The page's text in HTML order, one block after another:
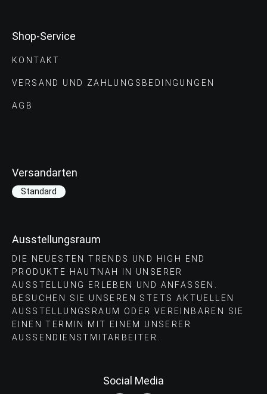
Shop-Service
KONTAKT
VERSAND UND ZAHLUNGS­BEDINGUNGEN
AGB
Versandarten
Standard
Ausstellungsraum
DIE NEUESTEN TRENDS UND HIGH END
PRODUKTE HAUTNAH IN UNSERER
AUSSTELLUNG ERLEBEN UND ANFASSEN.
BESUCHEN SIE UNSEREN STETS AKTUELLEN
AUSSTELLUNGSRAUM ODER VEREINBAREN SIE
EINEN TERMIN MIT EINEM UNSERER
AUSSENDIENSTMITARBEITER.
Social Media